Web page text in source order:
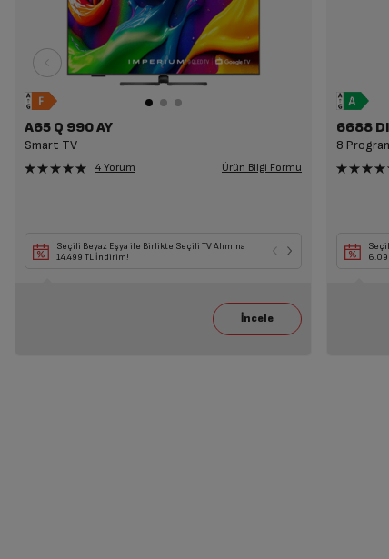
A65 Q 990 AY
Smart TV
4 Yorum Ürün Bilgi Formu
Seçili Beyaz Eşya ile Birlikte Seçili TV Alımına
14.499 TL İndirim!
85' ve üzeri
24.699 TL
6688 DI
8